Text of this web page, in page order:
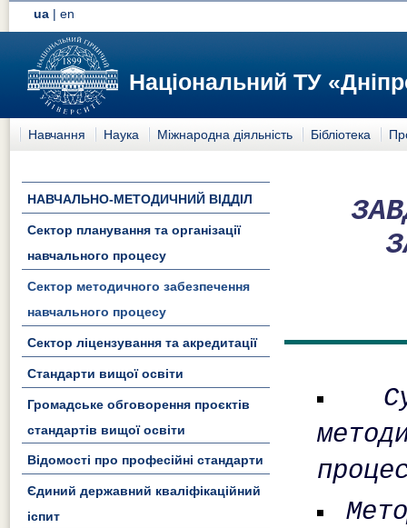
ua |en
Національний ТУ
Навчання Наука Міжнародна діяльність Бібліотека
НАВЧАЛЬНО-МЕТОДИЧНИЙ ВІДДІЛ
Сектор планування та організації
навчального процесу
Сектор методичного забезпечення
навчального процесу
Сектор ліцензування та акредитації
Стандарти вищої освіти
Громадське обговорення проєктів
стандартів вищої освіти
Відомості про професійні стандарти
Єдиний державний кваліфікаційний
іспит